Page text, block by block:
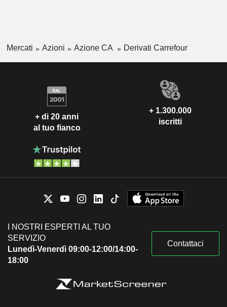
Mercati Azioni Azione CA Derivati Carrefour
+ di 20 anni
al tuo fianco
+ 1.300.000
iscritti
I NOSTRI ESPERTI AL TUO
SERVIZIO
Lunedì-Venerdì 09:00-12:00/14:00-
18:00
Contattaci